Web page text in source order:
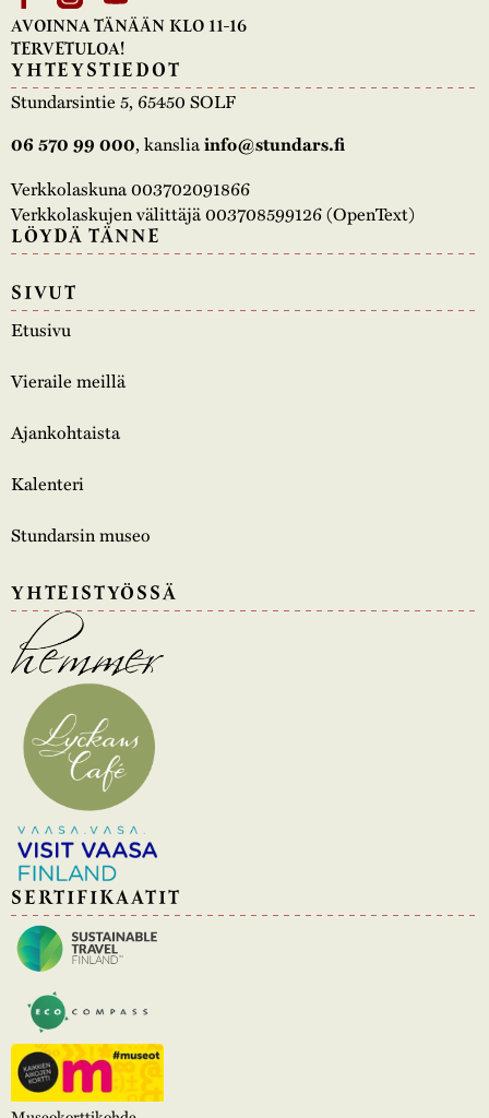
AVOINNA TÄNÄÄN KLO 11-16
TERVETULOA!
YHTEYSTIEDOT
Stundarsintie 5, 65450 SOLF
06 570 99 000, kansliainfo@stundars.fi
Verkkolaskuna 003702091866
Verkkolaskujen välittäjä 003708599126 (OpenText)
LÖYDÄ TÄNNE
SIVUT
Etusivu
Vieraile meillä
Ajankohtaista
Kalenteri
Stundarsin museo
YHTEISTYÖSSÄ
SERTIFIKAATIT